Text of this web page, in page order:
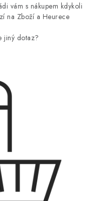
vám s nákupem kdykoli
na Zboží a Heurece
jiný dotaz?